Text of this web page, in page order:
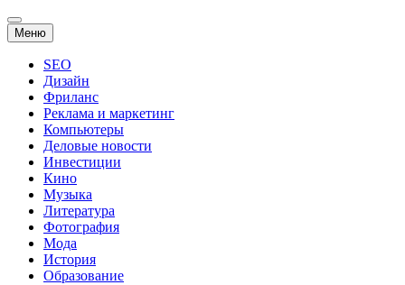
Меню Перейти
к
содержанию
SEO
Дизайн
Фриланс
Реклама и маркетинг
Компьютеры
Деловые новости
Инвестиции
Кино
Музыка
Литература
Фотография
Мода
История
Образование